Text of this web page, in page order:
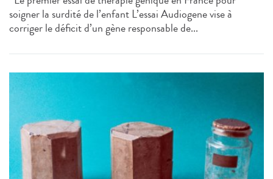
soigner la surdité de l’enfant L’essai Audiogene vise à
corriger le déficit d’un gène responsable de...